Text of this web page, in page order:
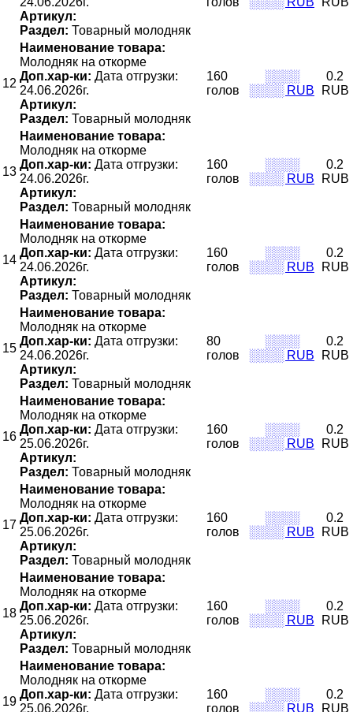
Артикул:
Раздел: Товарный молодняк
12
Наименование товара:
Молодняк на откорме
Доп.хар-ки: Дата отгрузки:
24.06.2026г.
Артикул:
Раздел: Товарный молодняк
160
голов
░░░░
░░░░ RUB
0.2
RUB
13
Наименование товара:
Молодняк на откорме
Доп.хар-ки: Дата отгрузки:
24.06.2026г.
Артикул:
Раздел: Товарный молодняк
160
голов
░░░░
░░░░ RUB
0.2
RUB
14
Наименование товара:
Молодняк на откорме
Доп.хар-ки: Дата отгрузки:
24.06.2026г.
Артикул:
Раздел: Товарный молодняк
160
голов
░░░░
░░░░ RUB
0.2
RUB
15
Наименование товара:
Молодняк на откорме
Доп.хар-ки: Дата отгрузки:
24.06.2026г.
Артикул:
Раздел: Товарный молодняк
80
голов
░░░░
░░░░ RUB
0.2
RUB
16
Наименование товара:
Молодняк на откорме
Доп.хар-ки: Дата отгрузки:
25.06.2026г.
Артикул:
Раздел: Товарный молодняк
160
голов
░░░░
░░░░ RUB
0.2
RUB
17
Наименование товара:
Молодняк на откорме
Доп.хар-ки: Дата отгрузки:
25.06.2026г.
Артикул:
Раздел: Товарный молодняк
160
голов
░░░░
░░░░ RUB
0.2
RUB
18
Наименование товара:
Молодняк на откорме
Доп.хар-ки: Дата отгрузки:
25.06.2026г.
Артикул:
Раздел: Товарный молодняк
160
голов
░░░░
░░░░ RUB
0.2
RUB
19
Наименование товара:
Молодняк на откорме
Доп.хар-ки: Дата отгрузки:
25.06.2026г.
160
голов
░░░░
░░░░ RUB
0.2
RUB